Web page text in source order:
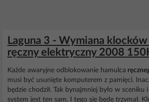
Laguna 3 - Wymiana
ręczny elektryczny 2008
Każde awaryjne odblokowanie hamulca
musi być usunięte komputerem z pamięci.
będzie chodził. Tak bynajmniej było w sceniku i
system jest ten sam. I tego się będę trzymał.